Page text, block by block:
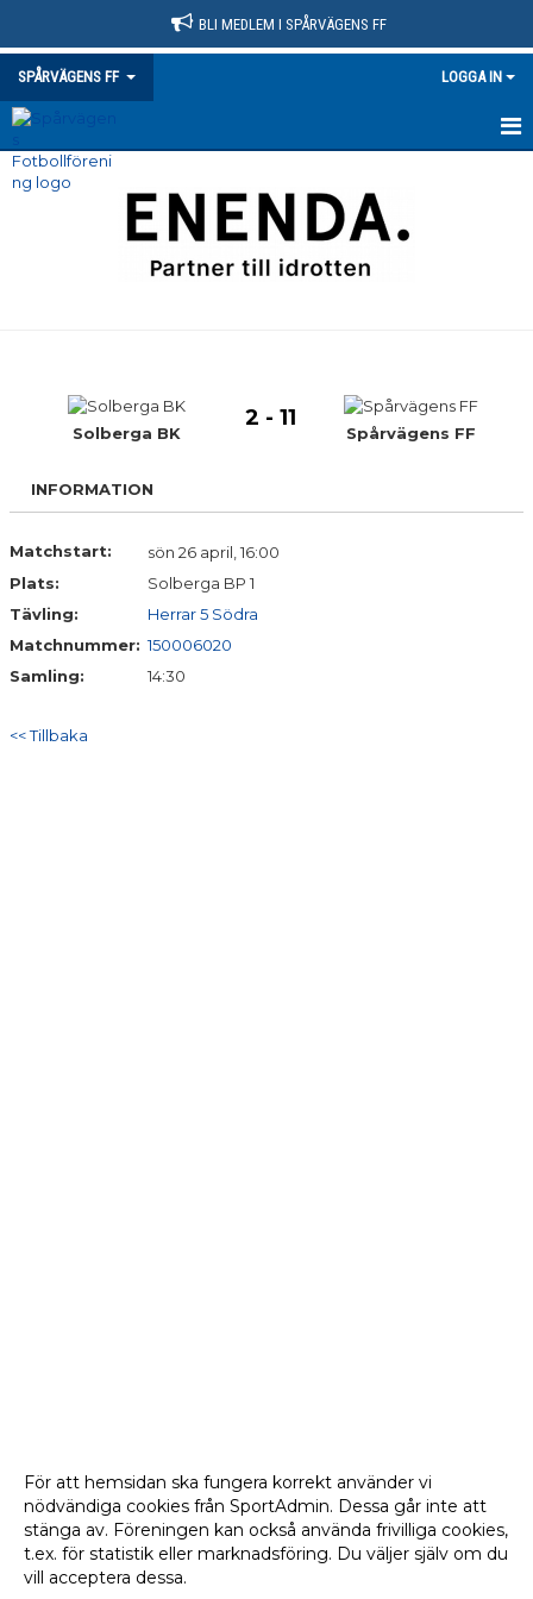
BLI MEDLEM I SPÅRVÄGENS FF
SPÅRVÄGENS FF LOGGA IN
HEM
KALENDER
MATCHER
DOKUMENT
Solberga BK
2 - 11
Spårvägens FF
INFORMATION
Matchstart:
sön 26 april, 16:00
Plats:
Solberga BP 1
Tävling:
Herrar 5 Södra
Matchnummer: 150006020
Samling:
14:30
<< Tillbaka
För att hemsidan ska fungera korrekt använder vi
nödvändiga cookies från SportAdmin. Dessa går inte att
stänga av. Föreningen kan också använda frivilliga cookies,
t.ex. för statistik eller marknadsföring. Du väljer själv om du
vill acceptera dessa.